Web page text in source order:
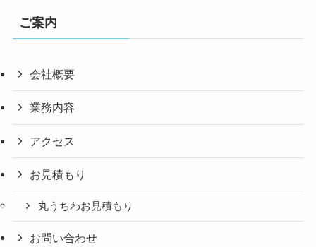
ご案内
会社概要
業務内容
アクセス
お見積もり
丸うちわお見積もり
お問い合わせ